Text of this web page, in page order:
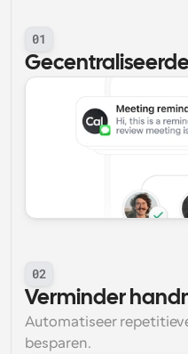
01
02
Verminder
Automatiseer
besparen.